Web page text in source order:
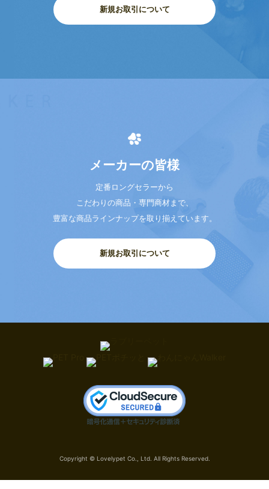
新規お取引について
メーカーの皆様
定番ロングセラーから
こだわりの商品・専門商材まで、
豊富な商品ラインナップを取り揃えています。
新規お取引について
Copyright © Lovelypet Co., Ltd. All Rights Reserved.